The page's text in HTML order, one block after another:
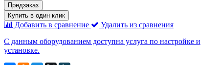
Предзаказ
Купить в один клик
Добавить в сравнение
Удалить из сравнения
С данным оборудованием доступна услуга по настройке и
установке.